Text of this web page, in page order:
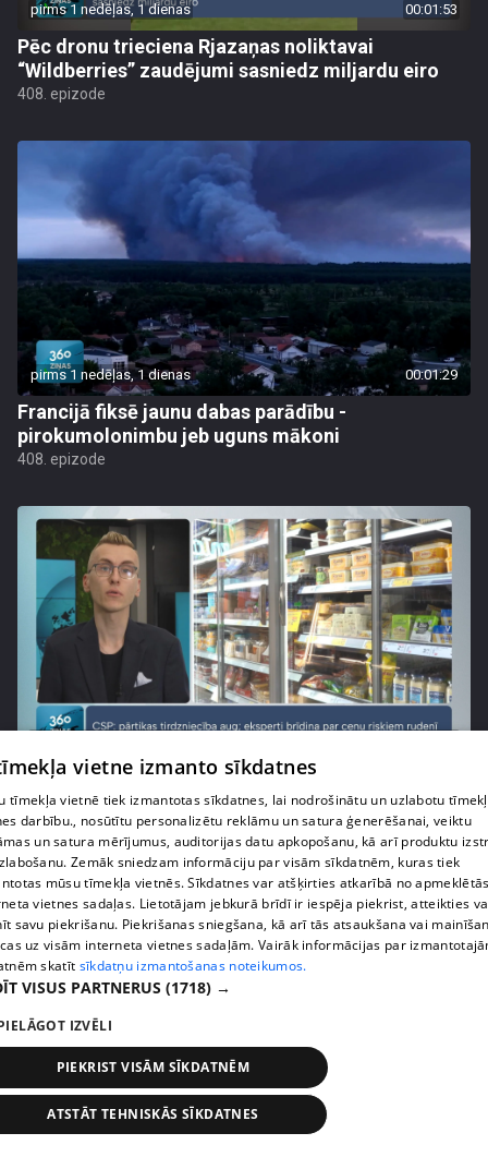
pirms 1 nedēļas, 1 dienas 00:01:53
Pēc dronu trieciena Rjazaņas noliktavai
“Wildberries” zaudējumi sasniedz miljardu eiro
408. epizode
pirms 1 nedēļas, 1 dienas 00:01:29
Francijā fiksē jaunu dabas parādību -
pirokumolonimbu jeb uguns mākoni
408. epizode
Pārtiku pērkam vairāk, bet vai “zemo cenu grozs”
tiešām samazina kopējo čeku?
408. epizode
pirms 1 nedēļas, 1 dienas
vietne izmanto sīkdatnes
tīmekļa vietnē tiek izmantotas sīkdatnes, lai nodrošinātu un uzlabotu
darbību., nosūtītu personalizētu reklāmu un satura ģenerēšanai, veiktu
un satura mērījumus, auditorijas datu apkopošanu, kā arī produktu
Zemāk sniedzam informāciju par visām sīkdatnēm, kuras tiek
mūsu tīmekļa vietnēs. Sīkdatnes var atšķirties atkarībā no
vietnes sadaļas. Lietotājam jebkurā brīdī ir iespēja piekrist, atteikties
savu piekrišanu. Piekrišanas sniegšana, kā arī tās atsaukšana vai
uz visām interneta vietnes sadaļām. Vairāk informācijas par
skatīt sīkdatņu izmantošanas noteikumos.
VISUS PARTNERUS (1718) →
IZVĒLI
PIEKRIST VISĀM SĪKDATNĒM
ATSTĀT TEHNISKĀS SĪKDATNES